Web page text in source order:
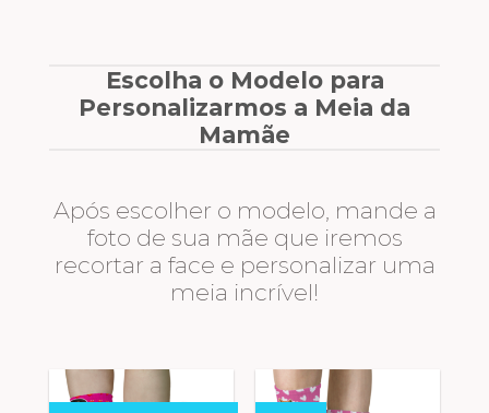
Escolha o Modelo para
Personalizarmos a Meia da
Mamãe
Após escolher o modelo, mande a
foto de sua mãe que iremos
recortar a face e personalizar uma
meia incrível!